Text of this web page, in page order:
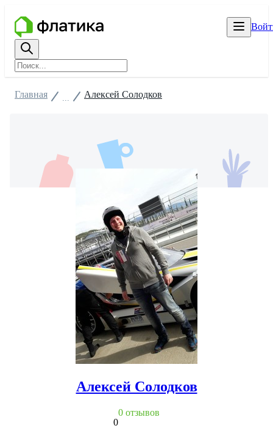
Главная Алексей Солодков
Алексей Солодков
0
0 отзывов